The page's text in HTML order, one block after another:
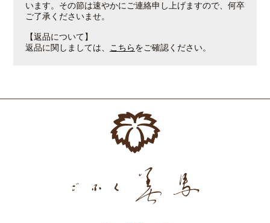
います。その節は速やかにご連絡申し上げますので、何卒
ご了承くださいませ。
【返品について】
返品に関しましては、
こちらをご確認ください。